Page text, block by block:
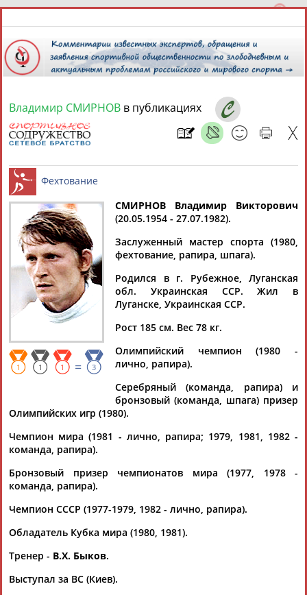
10 августа 2026 года,
СПОРТСМЕНЫ, ТРЕНЕРЫ И СПЕЦИАЛИСТЫ
Найдено: 13181персон Расширенный поиск
Аслаудин
АБАЕВ
Елена
АБАИМОВА
Мария
АБАКУМОВА
Юлия
АБАЛАКИНА
Дмитрий
Тамилла
АБАСОВА
Рамазан
АБАЧАРАЕВ
Флюра
БУЛАТОВА
Татьяна
Владимир СМИРНОВ в публикациях
Фехтование
1 1 1 = 3
СМИРНОВ Владимир Викторович
(20.05.1954 - 27.07.1982).
Заслуженный мастер спорта (1980,
фехтование, рапира, шпага).
Родился в г. Рубежное, Луганская
обл. Украинская ССР. Жил в
Луганске, Украинская ССР.
Рост 185 см. Вес 78 кг.
Олимпийский чемпион (1980 -
лично, рапира).
Серебряный (команда, рапира) и
бронзовый (команда, шпага) призер
Олимпийских игр (1980).
Чемпион мира (1981 - лично, рапира; 1979, 1981, 1982 -
команда, рапира).
Бронзовый призер чемпионатов мира (1977, 1978 -
команда, рапира).
Чемпион СССР (1977-1979, 1982 - лично, рапира).
Обладатель Кубка мира (1980, 1981).
Тренер - В.Х. Быков.
Выступал за ВС (Киев).